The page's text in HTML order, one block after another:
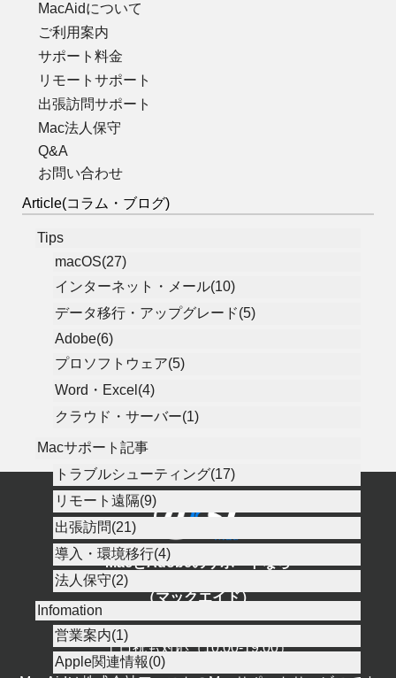
MacAidについて
ご利用案内
サポート料金
リモートサポート
出張訪問サポート
Mac法人保守
Q&A
お問い合わせ
Article(コラム・ブログ)
Tips
macOS(27)
インターネット・メール(10)
データ移行・アップグレード(5)
Adobe(6)
プロソフトウェア(5)
Word・Excel(4)
クラウド・サーバー(1)
Macサポート記事
トラブルシューティング(17)
リモート遠隔(9)
出張訪問(21)
導入・環境移行(4)
法人保守(2)
Infomation
営業案内(1)
Apple関連情報(0)
MacとAdobeのサポートなら
（マックエイド）
土日祝も対応（10:00-19:00）